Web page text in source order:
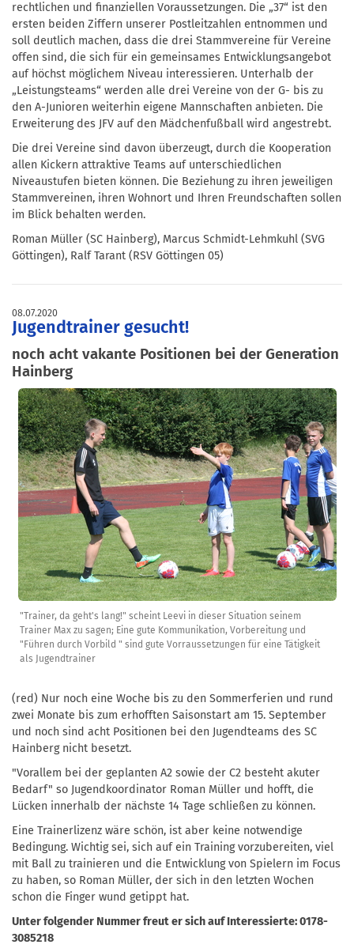
rechtlichen und finanziellen Voraussetzungen. Die „37“ ist den
ersten beiden Ziffern unserer Postleitzahlen entnommen und
soll deutlich machen, dass die drei Stammvereine für Vereine
offen sind, die sich für ein gemeinsames Entwicklungsangebot
auf höchst möglichem Niveau interessieren. Unterhalb der
„Leistungsteams“ werden alle drei Vereine von der G- bis zu
den A-Junioren weiterhin eigene Mannschaften anbieten. Die
Erweiterung des JFV auf den Mädchenfußball wird angestrebt.
Die drei Vereine sind davon überzeugt, durch die Kooperation
allen Kickern attraktive Teams auf unterschiedlichen
Niveaustufen bieten können. Die Beziehung zu ihren jeweiligen
Stammvereinen, ihren Wohnort und Ihren Freundschaften sollen
im Blick behalten werden.
Roman Müller (SC Hainberg), Marcus Schmidt-Lehmkuhl (SVG
Göttingen), Ralf Tarant (RSV Göttingen 05)
08.07.2020
Jugendtrainer gesucht!
noch acht vakante Positionen bei der Generation
Hainberg
"Trainer, da geht's lang!" scheint Leevi in dieser Situation seinem
Trainer Max zu sagen; Eine gute Kommunikation, Vorbereitung und
"Führen durch Vorbild " sind gute Vorraussetzungen für eine Tätigkeit
als Jugendtrainer
(red) Nur noch eine Woche bis zu den Sommerferien und rund
zwei Monate bis zum erhofften Saisonstart am 15. September
und noch sind acht Positionen bei den Jugendteams des SC
Hainberg nicht besetzt.
"Vorallem bei der geplanten A2 sowie der C2 besteht akuter
Bedarf" so Jugendkoordinator Roman Müller und hofft, die
Lücken innerhalb der nächste 14 Tage schließen zu können.
Eine Trainerlizenz wäre schön, ist aber keine notwendige
Bedingung. Wichtig sei, sich auf ein Training vorzubereiten, viel
mit Ball zu trainieren und die Entwicklung von Spielern im Focus
zu haben, so Roman Müller, der sich in den letzten Wochen
schon die Finger wund getippt hat.
Unter folgender Nummer freut er sich auf Interessierte: 0178-
3085218